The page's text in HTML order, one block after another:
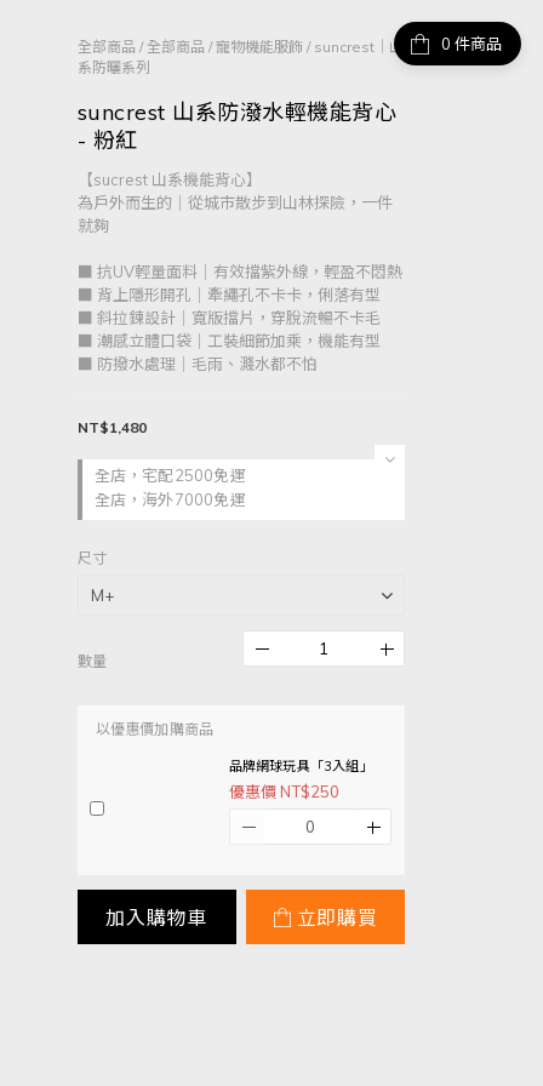
件商品
全部商品 /全部商品 /寵物機能服飾 / suncrest｜山
系防曬系列
suncrest 山系防潑水輕機能背心
- 粉紅
【sucrest 山系機能背心】
為戶外而生的｜從城市散步到山林探險，一件
就夠
■ 抗UV輕量面料｜有效擋紫外線，輕盈不悶熱
■ 背上隱形開孔｜牽繩孔不卡卡，俐落有型
■ 斜拉鍊設計｜寬版擋片，穿脫流暢不卡毛
■ 潮感立體口袋｜工裝細節加乘，機能有型
■ 防撥水處理｜毛雨、濺水都不怕
全店，宅配2500免運
全店，海外7000免運
NT$1,480
尺寸
數量
以優惠價加購商品
品牌網球玩具「3入組」
優惠價 NT$250
加入購物車 立即購買